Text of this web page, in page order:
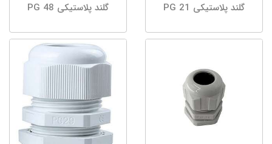
گلند پلاستیکی PG 21 گلند پلاستیکی PG 48